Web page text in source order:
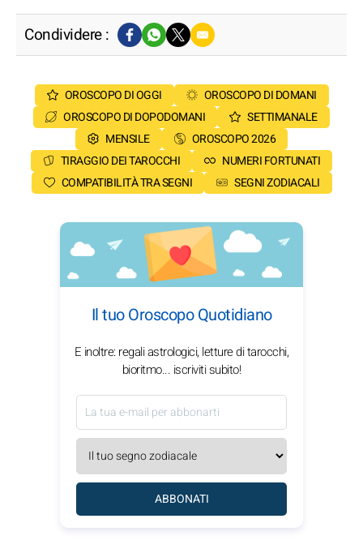
Condividere :
OROSCOPO DI OGGI
OROSCOPO DI DOMANI
OROSCOPO DI DOPODOMANI
SETTIMANALE
MENSILE
OROSCOPO 2026
TIRAGGIO DEI TAROCCHI
NUMERI FORTUNATI
COMPATIBILITÀ TRA SEGNI
SEGNI ZODIACALI
Il tuo Oroscopo Quotidiano
E inoltre: regali astrologici, letture di tarocchi,
bioritmo... iscriviti subito!
ABBONATI